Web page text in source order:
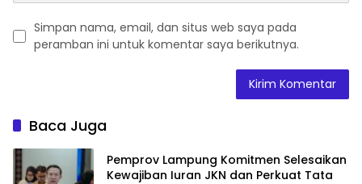
Simpan nama, email, dan situs web saya pada
peramban ini untuk komentar saya berikutnya.
Baca Juga
Pemprov Lampung Komitmen Selesaikan
Kewajiban Iuran JKN dan Perkuat Tata